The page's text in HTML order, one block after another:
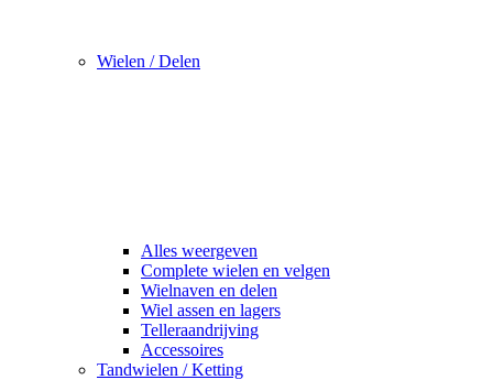
Wielen / Delen
Alles weergeven
Complete wielen en velgen
Wielnaven en delen
Wiel assen en lagers
Telleraandrijving
Accessoires
Tandwielen / Ketting